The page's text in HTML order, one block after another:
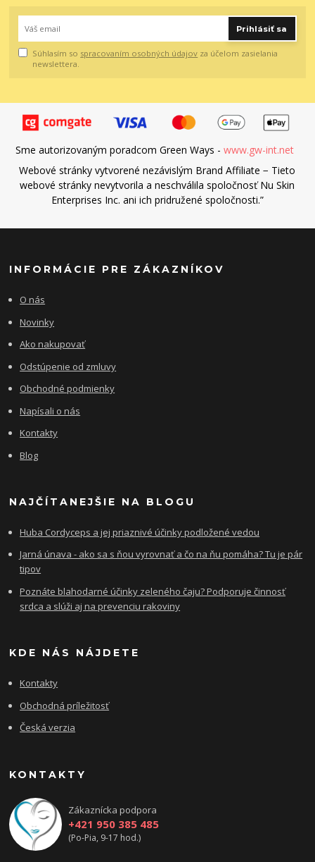
Prihlásiť sa
Súhlasím so spracovaním osobných údajov za účelom zasielania
newslettera.
Sme autorizovaným poradcom Green Ways - www.gw-int.net
Webové stránky vytvorené nezávislým Brand Affiliate − Tieto
webové stránky nevytvorila a neschválila spoločnosť Nu Skin
Enterprises Inc. ani ich pridružené spoločnosti.”
INFORMÁCIE PRE ZÁKAZNÍKOV
O nás
Novinky
Ako nakupovať
Odstúpenie od zmluvy
Obchodné podmienky
Napísali o nás
Kontakty
Blog
NAJČÍTANEJŠIE NA BLOGU
Huba Cordyceps a jej priaznivé účinky podložené vedou
Jarná únava - ako sa s ňou vyrovnať a čo na ňu pomáha? Tu je pár
tipov
Poznáte blahodarné účinky zeleného čaju? Podporuje činnosť
srdca a slúži aj na prevenciu rakoviny
KDE NÁS NÁJDETE
Kontakty
Obchodná príležitosť
Česká verzia
KONTAKTY
Zákaznícka podpora
+421 950 385 485
(Po-Pia, 9-17 hod.)